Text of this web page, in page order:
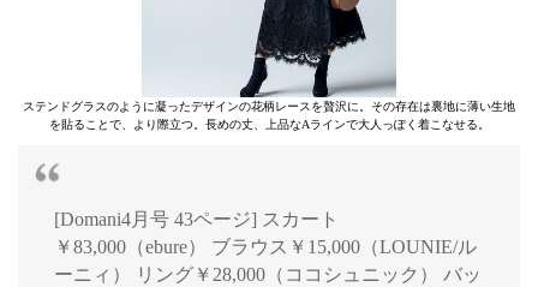
ステンドグラスのように凝ったデザインの花柄レースを贅沢に。その存在は裏地に薄い生地
を貼ることで、より際立つ。長めの丈、上品なAラインで大人っぽく着こなせる。
[Domani4月号 43ページ] スカート
￥83,000（ebure） ブラウス￥15,000（LOUNIE/ル
ーニィ） リング￥28,000（ココシュニック） バッ